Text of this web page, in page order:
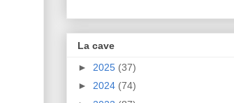
La cave
► 2025 (37)
► 2024 (74)